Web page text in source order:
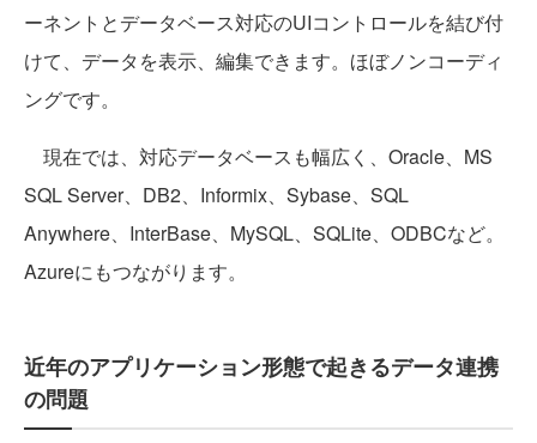
ーネントとデータベース対応のUIコントロールを結び付
けて、データを表示、編集できます。ほぼノンコーディ
ングです。
現在では、対応データベースも幅広く、Oracle、MS
SQL Server、DB2、Informix、Sybase、SQL
Anywhere、InterBase、MySQL、SQLite、ODBCなど。
Azureにもつながります。
近年のアプリケーション形態で起きるデータ連携
の問題